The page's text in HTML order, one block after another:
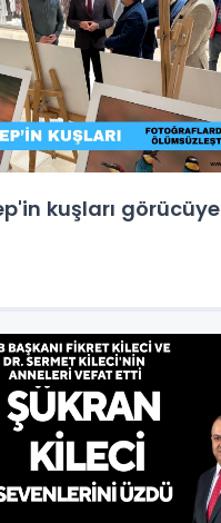
kuşları görücüye